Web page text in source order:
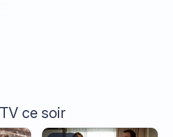
ce soir